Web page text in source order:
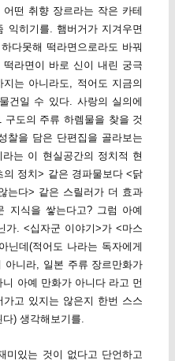
떤 취향 장르라는 작은 카테
익히기를. 햄버거가 지겨우면
다못해 떡라면으로라도 바꿔
라면이 바로 신이 내린 궁극
는 아니라도, 적어도 지금의
건일 수 있다. 사랑의 실의에
도의 주류 하렘물을 찾을 것
찰을 담은 단편집을 골라보는
는 이 현실공간의 정치적 현
정치> 같은 경파물보다 <닭
는다> 같은 스릴러가 더 효과
지식을 쌓는다고? 그럼 아예
가. <십자군 이야기>가 <마스
닌데(적어도 나라는 독자에게
니라, 일본 주류 장르만화가
아예 만화가 아니다 라고 먼
고 있지는 않은지 한번 스스
) 생각해보기를.
미있는 것이 없다고 단언하고